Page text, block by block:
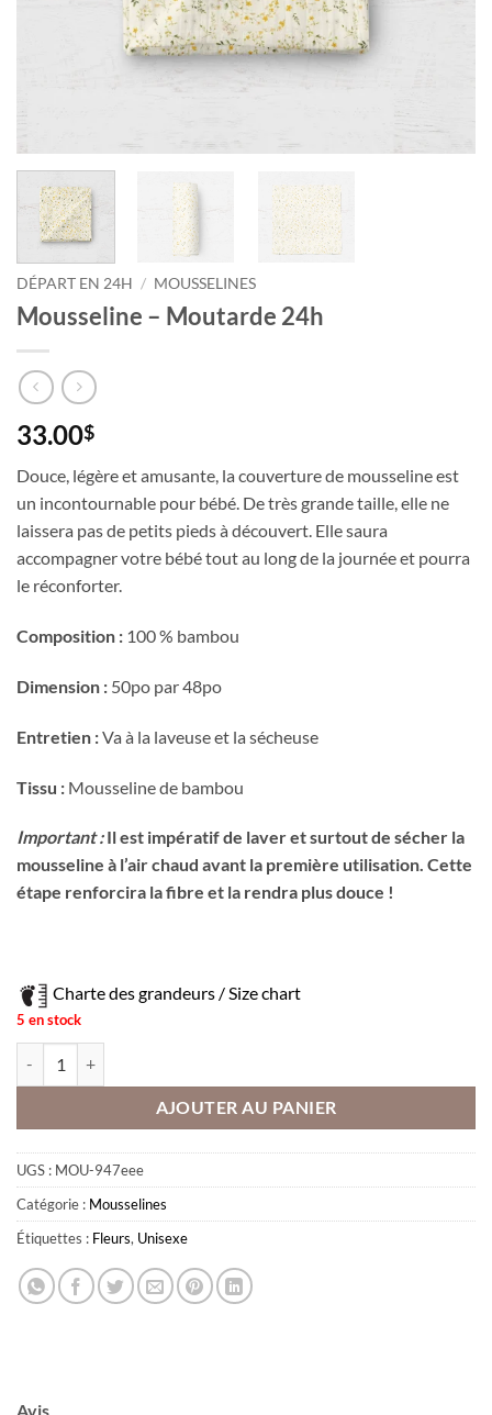
DÉPART EN 24H / MOUSSELINES
Mousseline – Moutarde 24h
33.00$
Douce, légère et amusante, la couverture de mousseline est
un incontournable pour bébé. De très grande taille, elle ne
laissera pas de petits pieds à découvert. Elle saura
accompagner votre bébé tout au long de la journée et pourra
le réconforter.
Composition : 100 % bambou
Dimension : 50po par 48po
Entretien :Va à la laveuse et la sécheuse
Tissu : Mousseline de bambou
Important :Il est impératif de laver et surtout de sécher la
mousseline à l’air chaud avant la première utilisation. Cette
étape renforcira la fibre et la rendra plus douce !
Charte des grandeurs / Size chart
5 en stock
AJOUTER AU PANIER
UGS : MOU-947eee
Catégorie : Mousselines
Étiquettes : Fleurs, Unisexe
Avis
Obtenez 10% de rabais
Obtenez un 10% de rabais sur votre
prochaine commande en vous inscrivant à
Courriel*